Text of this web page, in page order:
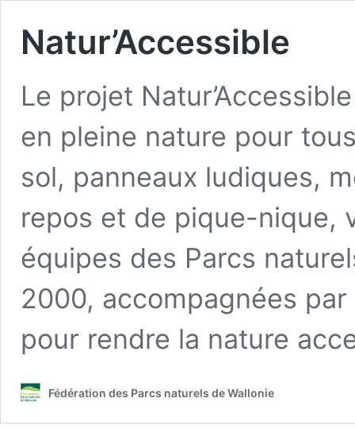
Natur’Accessible
Le projet
en pleine nature pour
sol, panneaux ludiques,
repos et de pique-nique,
équipes des Parcs
2000, accompagnées par
pour rendre la nature
Fédération des Parcs naturels de Wallonie